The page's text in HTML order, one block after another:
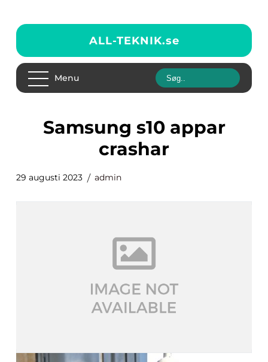
ALL-TEKNIK.se
Menu
samsung s10 appar
crashar
29 augusti 2023 admin